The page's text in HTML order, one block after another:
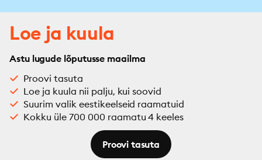
Loe ja kuula
Astu lugude lõputusse maailma
Proovi tasuta
Loe ja kuula nii palju, kui soovid
Suurim valik eestikeelseid raamatuid
Kokku üle 700 000 raamatu 4 keeles
Proovi tasuta